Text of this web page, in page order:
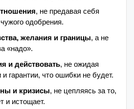
, не предавая себя
одобрения.
желания и границы, а не
«надо».
и действовать, не ожидая
гарантии, что ошибки не будет.
и кризисы, не цепляясь за то,
и истощает.